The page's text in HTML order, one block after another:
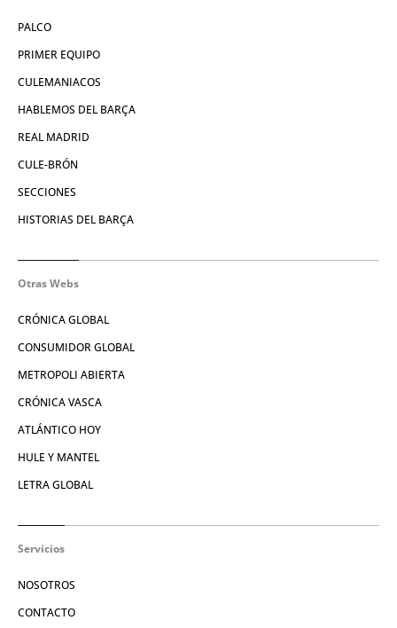
PALCO
PRIMER EQUIPO
CULEMANIACOS
HABLEMOS DEL BARÇA
REAL MADRID
CULE-BRÓN
SECCIONES
HISTORIAS DEL BARÇA
Otras Webs
CRÓNICA GLOBAL
CONSUMIDOR GLOBAL
METROPOLI ABIERTA
CRÓNICA VASCA
ATLÁNTICO HOY
HULE Y MANTEL
LETRA GLOBAL
Servicios
NOSOTROS
CONTACTO